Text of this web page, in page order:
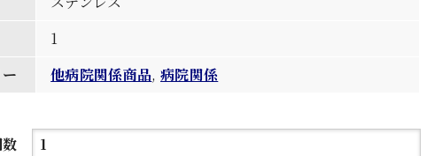
1
他病院関係商品,病院関係
ス